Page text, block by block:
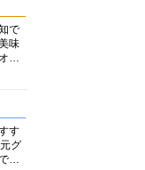
で
味
の
す
グ
き